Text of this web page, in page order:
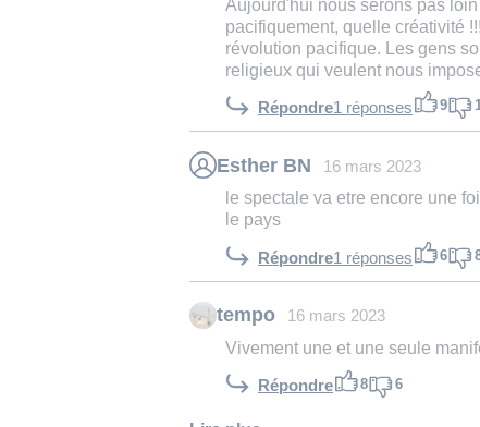
pacifiquement, quelle créativité
révolution pacifique. Les gens
religieux qui veulent nous
Répondre1 réponses 9
Esther BN 16 mars 2023
le spectale va etre encore une
le pays
Répondre1 réponses 6
tempo 16 mars 2023
Vivement une et une seule
Répondre 8 6